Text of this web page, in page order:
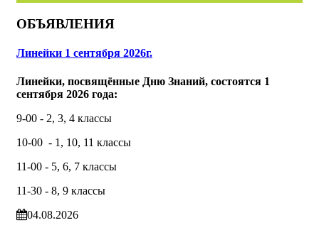
ОБЪЯВЛЕНИЯ
Линейки 1 сентября 2026г.
Линейки, посвящённые Дню Знаний, состоятся 1
сентября 2026 года:
9-00 - 2, 3, 4 классы
10-00 - 1, 10, 11 классы
11-00 - 5, 6, 7 классы
11-30 - 8, 9 классы
04.08.2026